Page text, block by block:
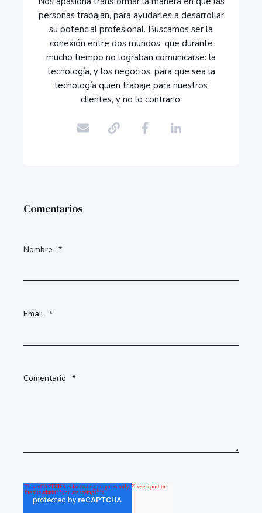
personas trabajan, para ayudarles a desarrollar
su potencial profesional. Buscamos ser la
conexión entre dos mundos, que durante
mucho tiempo no lograban comunicarse: la
tecnología, y los negocios, para que sea la
tecnología quien trabaje para nuestros
clientes, y no lo contrario.
Comentarios
Nombre *
Email *
Comentario *